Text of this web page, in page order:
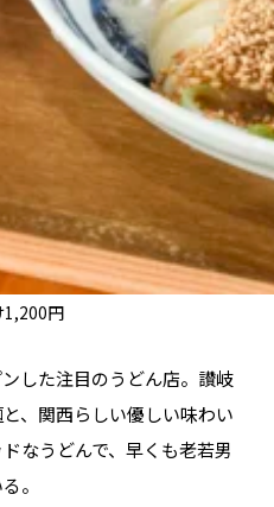
1,200円
した注目のうどん店。讃岐
、関西らしい優しい味わい
なうどんで、早くも老若男
。